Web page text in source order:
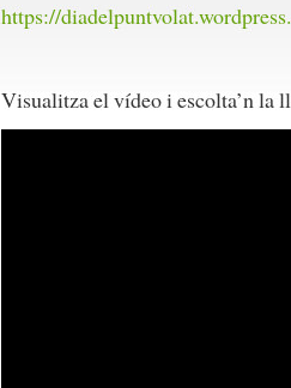
https://
Visualitza el vídeo i escolta’n la